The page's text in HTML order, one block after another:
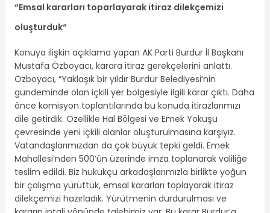
“Emsal kararları toparlayarak itiraz dilekçemizi
oluşturduk“
Konuya ilişkin açıklama yapan AK Parti Burdur İl Başkanı
Mustafa Özboyacı, karara itiraz gerekçelerini anlattı.
Özboyacı, “Yaklaşık bir yıldır Burdur Belediyesi’nin
gündeminde olan içkili yer bölgesiyle ilgili karar çıktı. Daha
önce komisyon toplantılarında bu konuda itirazlarımızı
dile getirdik. Özellikle Hal Bölgesi ve Emek Yokuşu
çevresinde yeni içkili alanlar oluşturulmasına karşıyız.
Vatandaşlarımızdan da çok büyük tepki geldi. Emek
Mahallesi’nden 500’ün üzerinde imza toplanarak valiliğe
teslim edildi. Biz hukukçu arkadaşlarımızla birlikte yoğun
bir çalışma yürüttük, emsal kararları toplayarak itiraz
dilekçemizi hazırladık. Yürütmenin durdurulması ve